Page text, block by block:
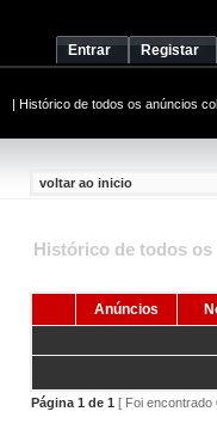
Entrar Registar
| Histórico de todos os anúncios
voltar ao inicio
Histórico de todos
Anúncios
Página 1 de 1 [ Foi encontrado